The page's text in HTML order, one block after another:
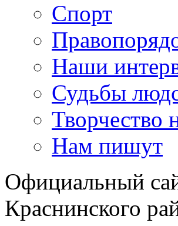
Спорт
Наши
Судьбы
Творчество
Нам пишут
Официальный
Краснинского